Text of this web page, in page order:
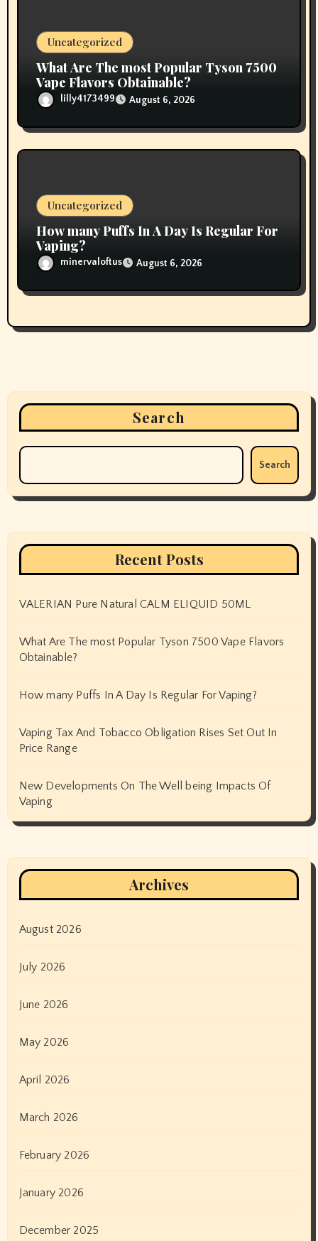
Uncategorized
What Are The most Popular Tyson 7500
Vape Flavors Obtainable?
lilly4173499 August 6, 2026
Uncategorized
How many Puffs In A Day Is Regular For
Vaping?
minervaloftus August 6, 2026
Search
Search
Recent Posts
VALERIAN Pure Natural CALM ELIQUID 50ML
What Are The most Popular Tyson 7500 Vape Flavors
Obtainable?
How many Puffs In A Day Is Regular For Vaping?
Vaping Tax And Tobacco Obligation Rises Set Out In
Price Range
New Developments On The Well being Impacts Of
Vaping
Archives
August 2026
July 2026
June 2026
May 2026
April 2026
March 2026
February 2026
January 2026
December 2025